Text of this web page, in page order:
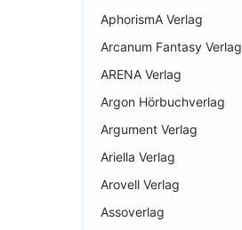
AphorismA Verlag
Arcanum Fantasy Verlag
ARENA Verlag
Argon Hörbuchverlag
Argument Verlag
Ariella Verlag
Arovell Verlag
Assoverlag